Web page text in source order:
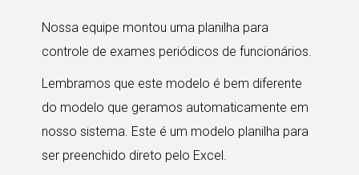
Nossa equipe montou uma planilha para
controle de exames periódicos de funcionários.
Lembramos que este modelo é bem diferente
do modelo que geramos automaticamente em
nosso sistema. Este é um modelo planilha para
ser preenchido direto pelo Excel.